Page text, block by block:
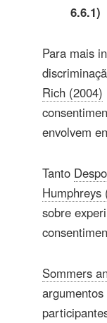
6.6.1)
Para mais
Rich (2004)
envolvem
Tanto
Humphreys
sobre
Sommers